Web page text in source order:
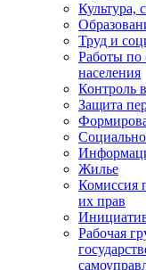
Культура,
Труд и
Работы по
населения
Контроль
Защита
Жилье
Комиссия
их прав
Рабочая